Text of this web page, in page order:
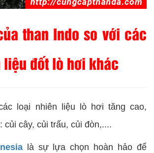
than Indo so với các
đốt lò hơi khác
loại nhiên liệu lò hơi tăng cao,
củi cây, củi trấu, củi đòn,....
là sự lựa chọn hoàn hảo để